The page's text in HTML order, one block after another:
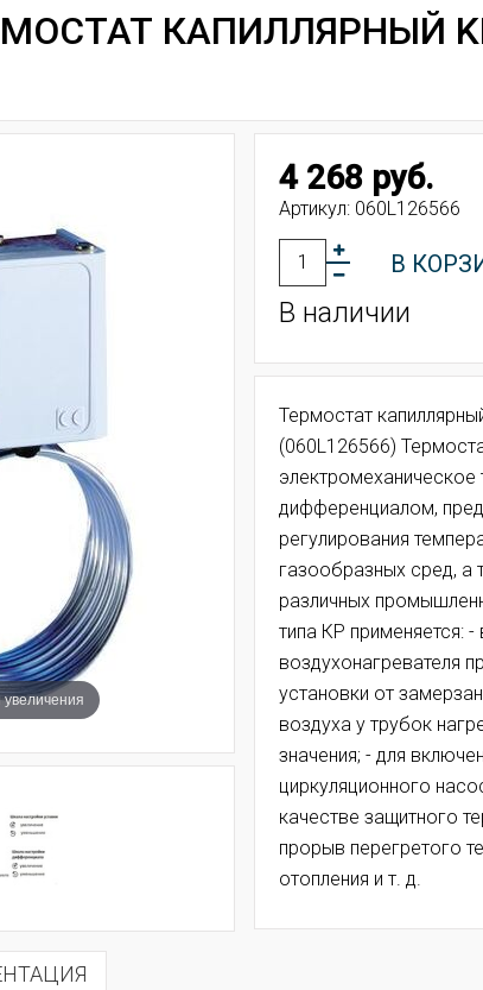
КАПИЛЛЯРНЫЙ
4 268 руб.
Артикул: 060L126566
В
В наличии
Термостат
(060L126566)
дифференциалом,
регулирования
газообразных сред, а
различных
типа КР применяется:
воздухонагревателя
установки от
воздуха у трубок
значения; - для
циркуляционного
качестве защитного
прорыв перегретого
отопления и т. д.